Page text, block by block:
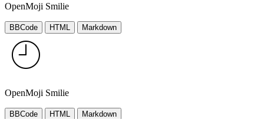
OpenMoji Smilie
BBCode HTML Markdown
OpenMoji Smilie
BBCode HTML Markdown